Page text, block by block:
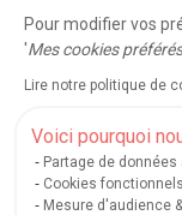
Pour modifier vos
'Mes cookies préférés
Lire notre politique de
Voici pourquoi
Partage de données
Cookies fonctionnels
Mesure d'audience
LISTES CADEAUX
Service après-vente|
Mentions légales et